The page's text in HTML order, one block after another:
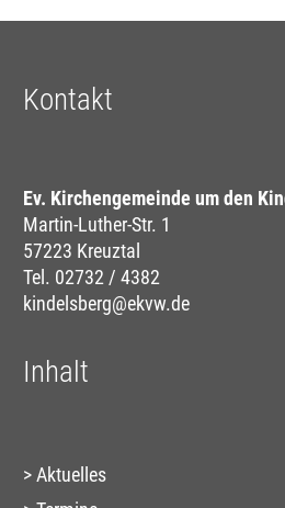
Kontakt
Ev. Kirchengemeinde um den
Martin-Luther-Str. 1
57223 Kreuztal
Tel. 02732 / 4382
kindelsberg@ekvw.de
Inhalt
Aktuelles